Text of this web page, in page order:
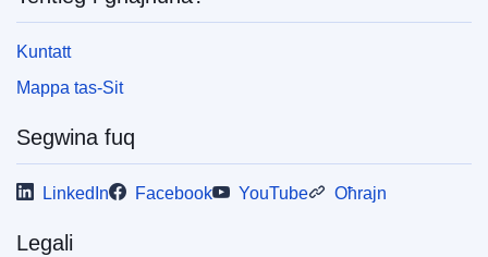
Kuntatt
Mappa tas-Sit
Segwina fuq
LinkedIn Facebook YouTube Oħrajn
Legali